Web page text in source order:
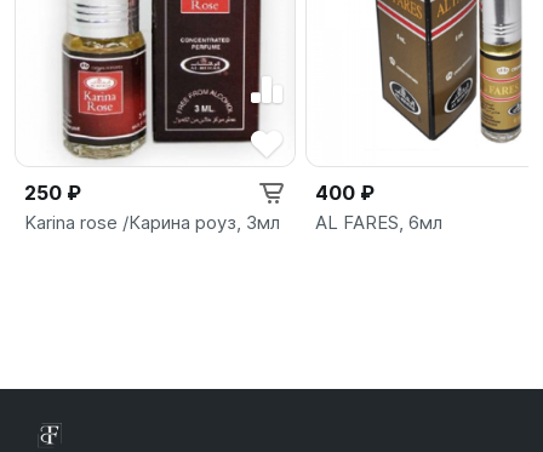
250 ₽
Karina rose /Карина роуз, 3мл
400 ₽
AL FARES, 6мл